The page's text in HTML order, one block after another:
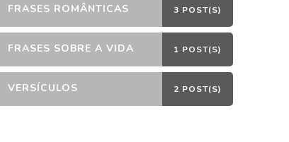
FRASES ROMÂNTICAS 3 POST(S)
FRASES SOBRE A VIDA 1 POST(S)
VERSÍCULOS 2 POST(S)